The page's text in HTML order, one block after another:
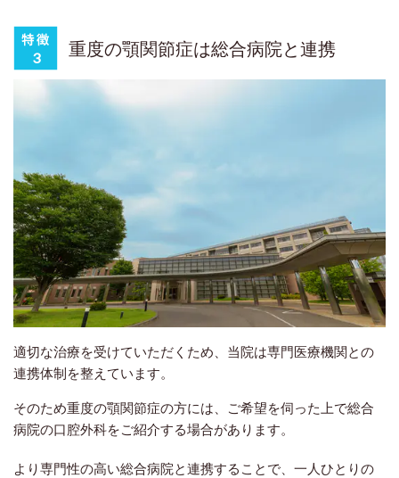
重度の顎関節症は総合病院と連携
適切な治療を受けていただくため、当院は専門医療機関との
連携体制を整えています。
そのため重度の顎関節症の方には、ご希望を伺った上で総合
病院の口腔外科をご紹介する場合があります。
より専門性の高い総合病院と連携することで、一人ひとりの